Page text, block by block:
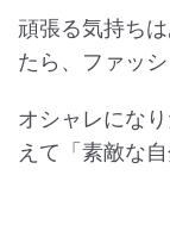
頑張る気持ち
たら、ファッ
オシャレにな
えて「素敵な